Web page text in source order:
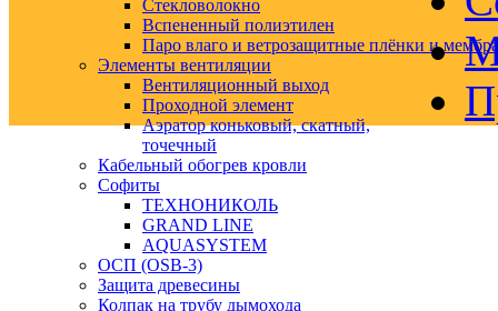
Стекловолокно
Вспененный полиэтилен
Паро влаго и ветрозащитные плёнки и
Элементы вентиляции
Вентиляционный выход
Проходной элемент
Аэратор коньковый, скатный,
точечный
Кабельный обогрев кровли
Софиты
ТЕХНОНИКОЛЬ
GRAND LINE
AQUASYSTEM
ОСП (OSB-3)
Защита древесины
Колпак на трубу дымохода